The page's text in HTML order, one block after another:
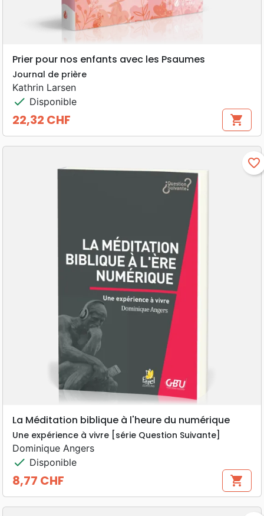
Prier pour nos enfants avec les Psaumes
Journal de prière
Kathrin Larsen
check Disponible
Prix
22,32 CHF shopping_cart
favorite_border
La Méditation biblique à l'heure du numérique
Une expérience à vivre [série Question Suivante]
Dominique Angers
check Disponible
Prix
8,77 CHF shopping_cart